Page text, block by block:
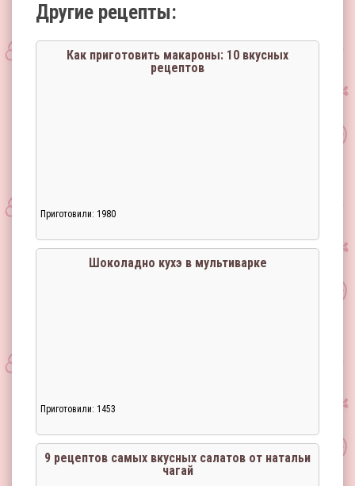
Другие рецепты:
Как приготовить макароны: 10 вкусных
рецептов
Приготовили: 1980
Шоколадно кухэ в мультиварке
Приготовили: 1453
9 рецептов самых вкусных салатов от натальи
чагай